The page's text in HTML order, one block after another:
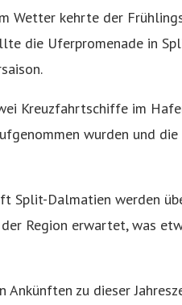
Wetter kehrte der
die Uferpromenade in
Kreuzfahrtschiffe im
wurden und
Split-Dalmatien werden
Region erwartet, was
zu dieser